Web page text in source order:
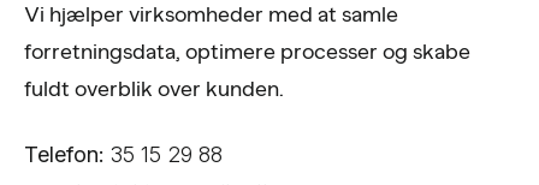
Vi hjælper virksomheder med at samle
forretningsdata, optimere processer og skabe
fuldt overblik over kunden.
Telefon: 35 15 29 88